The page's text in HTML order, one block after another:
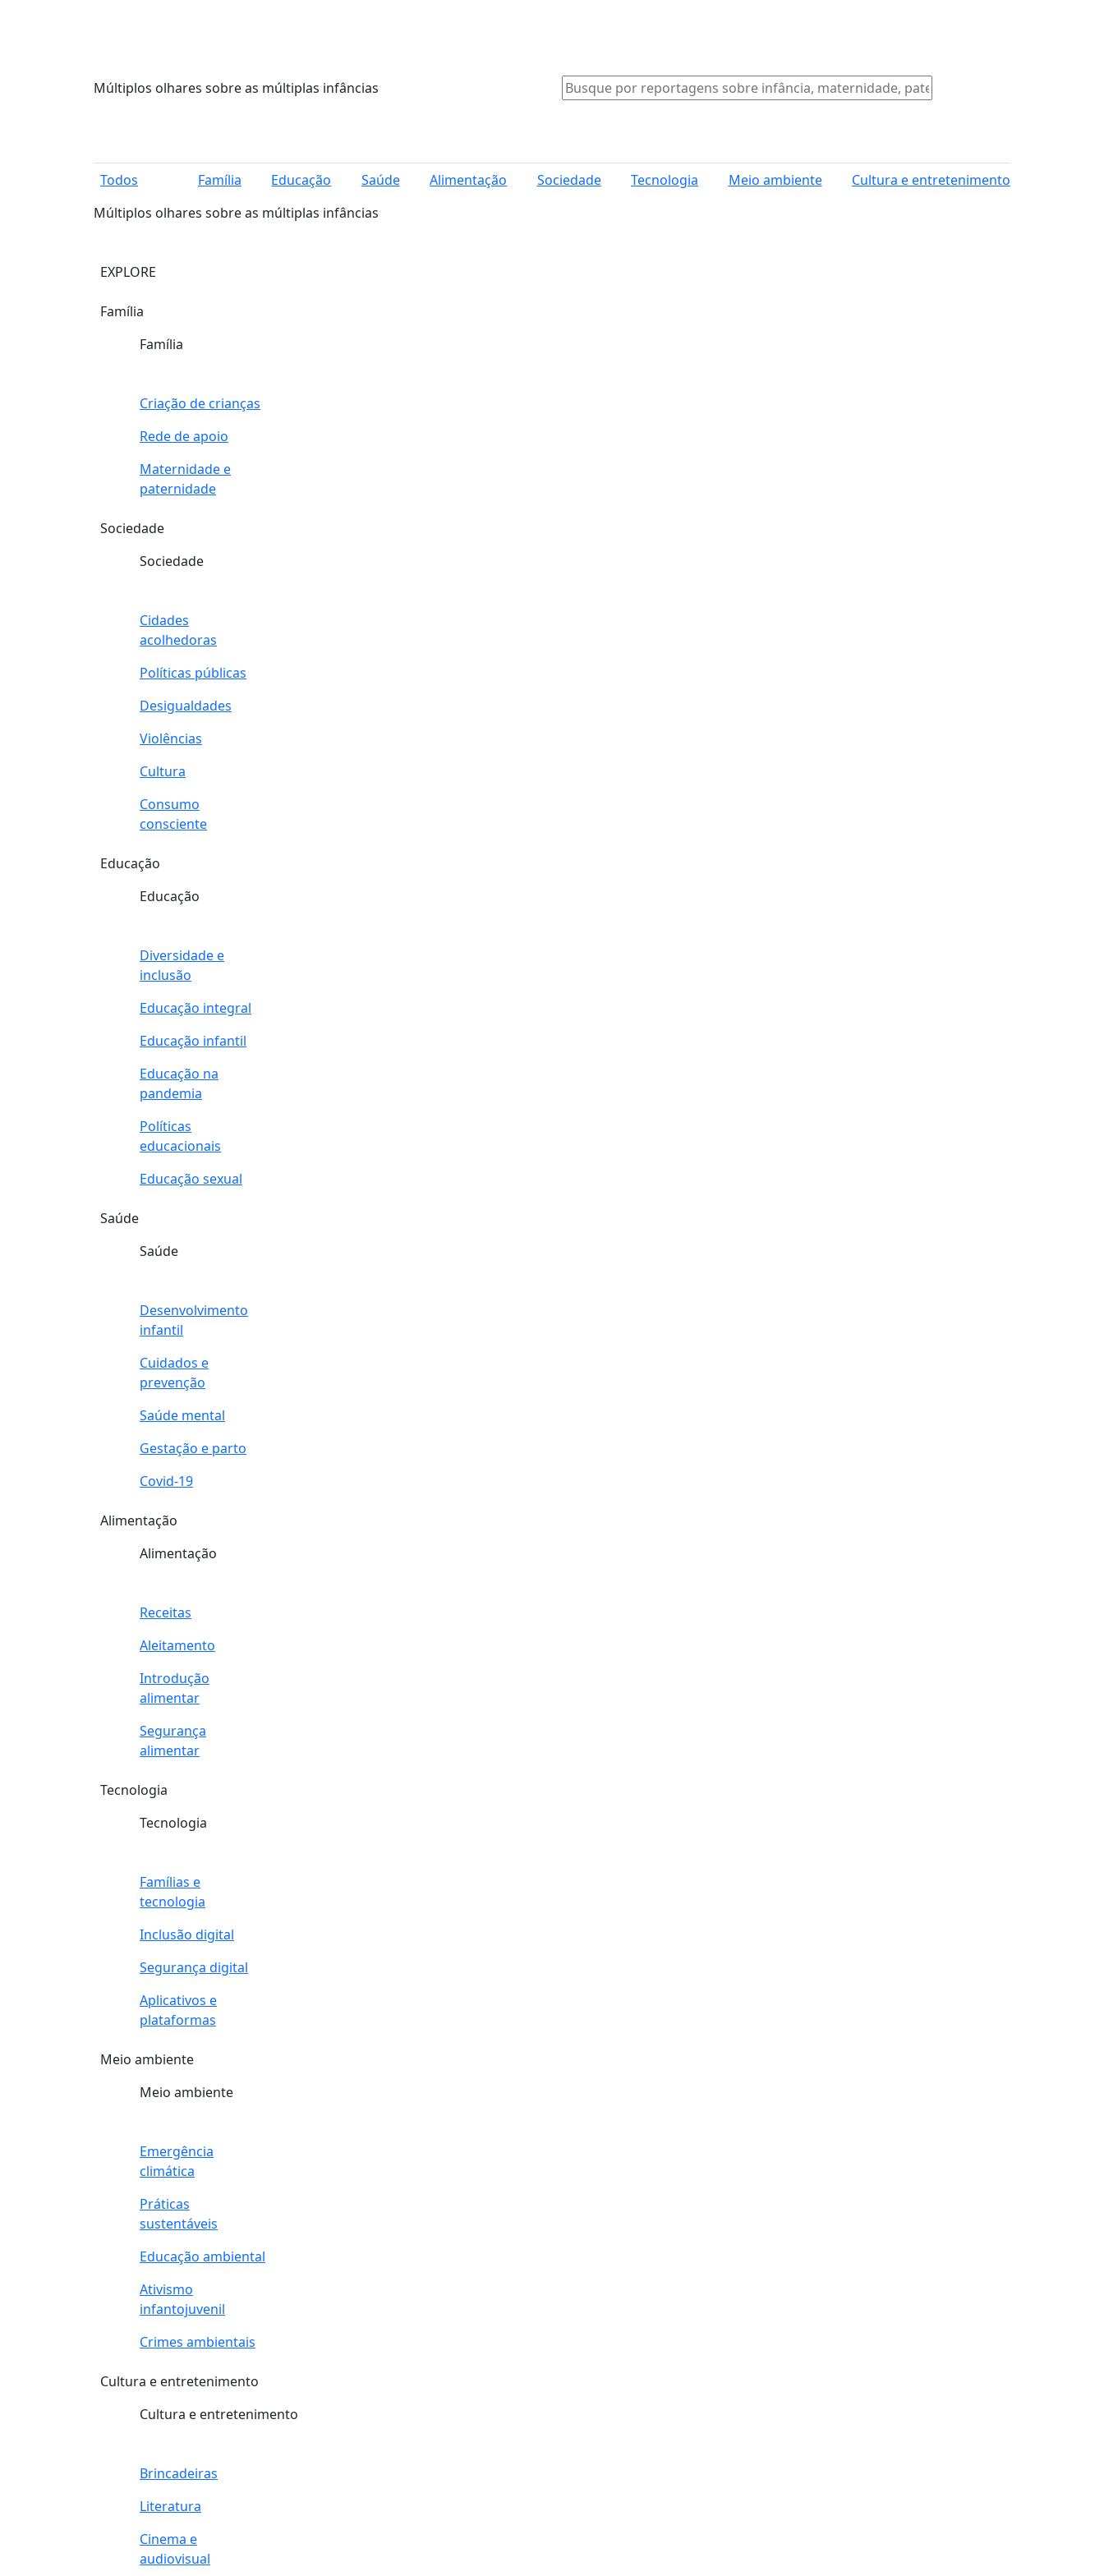
Múltiplos olhares sobre as múltiplas infâncias
Todos Família Educação Saúde Alimentação Sociedade Tecnologia Meio ambiente
Cultura e entretenimento
Múltiplos olhares sobre as múltiplas infâncias
EXPLORE
Família
Família
Criação de crianças
Rede de apoio
Maternidade e
paternidade
Sociedade
Sociedade
Cidades
acolhedoras
Políticas públicas
Desigualdades
Violências
Cultura
Consumo
consciente
Educação
Educação
Diversidade e
inclusão
Educação integral
Educação infantil
Educação na
pandemia
Políticas
educacionais
Educação sexual
Saúde
Saúde
Desenvolvimento
infantil
Cuidados e
prevenção
Saúde mental
Gestação e parto
Covid-19
Alimentação
Alimentação
Receitas
Aleitamento
Introdução
alimentar
Segurança
alimentar
Tecnologia
Tecnologia
Famílias e
tecnologia
Inclusão digital
Segurança digital
Aplicativos e
plataformas
Meio ambiente
Meio ambiente
Emergência
climática
Práticas
sustentáveis
Educação ambiental
Ativismo
infantojuvenil
Crimes ambientais
Cultura e entretenimento
Cultura e entretenimento
Brincadeiras
Literatura
Cinema e
audiovisual